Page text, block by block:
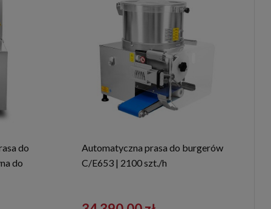
do
do
Automatyczna prasa do burgerów
C/E653 | 2100 szt./h